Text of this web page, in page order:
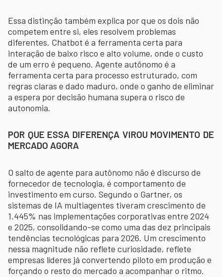
Essa distinção também explica por que os dois não
competem entre si, eles resolvem problemas
diferentes. Chatbot é a ferramenta certa para
interação de baixo risco e alto volume, onde o custo
de um erro é pequeno. Agente autônomo é a
ferramenta certa para processo estruturado, com
regras claras e dado maduro, onde o ganho de eliminar
a espera por decisão humana supera o risco de
autonomia.
POR QUE ESSA DIFERENÇA VIROU MOVIMENTO DE
MERCADO AGORA
O salto de agente para autônomo não é discurso de
fornecedor de tecnologia, é comportamento de
investimento em curso. Segundo o Gartner, os
sistemas de IA multiagentes tiveram crescimento de
1.445% nas implementações corporativas entre 2024
e 2025, consolidando-se como uma das dez principais
tendências tecnológicas para 2026. Um crescimento
nessa magnitude não reflete curiosidade, reflete
empresas líderes já convertendo piloto em produção e
forçando o resto do mercado a acompanhar o ritmo.